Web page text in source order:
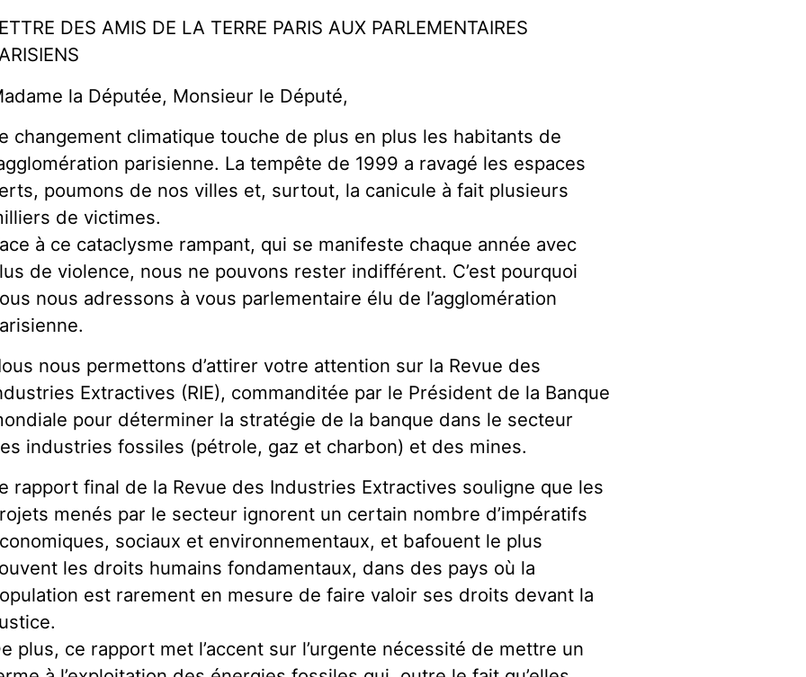
DES AMIS DE LA TERRE PARIS AUX PARLEMENTAIRES
la Députée, Monsieur le Député,
changement climatique touche de plus en plus les habitants de
parisienne. La tempête de 1999 a ravagé les espaces
poumons de nos villes et, surtout, la canicule à fait plusieurs
de victimes.
à ce cataclysme rampant, qui se manifeste chaque année avec
de violence, nous ne pouvons rester indifférent. C’est pourquoi
nous adressons à vous parlementaire élu de l’agglomération
nous permettons d’attirer votre attention sur la Revue des
Extractives (RIE), commanditée par le Président de la Banque
pour déterminer la stratégie de la banque dans le secteur
industries fossiles (pétrole, gaz et charbon) et des mines.
rapport final de la Revue des Industries Extractives souligne que les
menés par le secteur ignorent un certain nombre d’impératifs
sociaux et environnementaux, et bafouent le plus
les droits humains fondamentaux, dans des pays où la
est rarement en mesure de faire valoir ses droits devant la
plus, ce rapport met l’accent sur l’urgente nécessité de mettre un